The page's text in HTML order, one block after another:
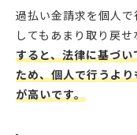
過払い金請求を個人
してもあまり取り戻せ
すると、法律に基づ
ため、個人で行うよ
が高いです。